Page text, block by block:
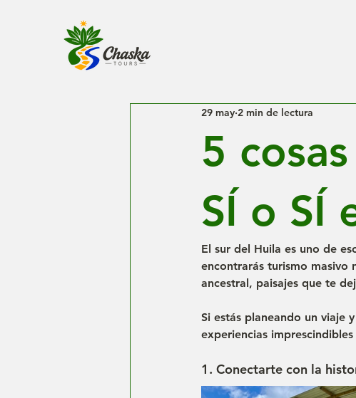
5
SÍ o SÍ
29 may 2 min de lectura
El sur del Huila es uno de
encontrarás turismo masivo
ancestral, paisajes que te
Si estás planeando un viaje
experiencias imprescindibles
1. Conectarte con la